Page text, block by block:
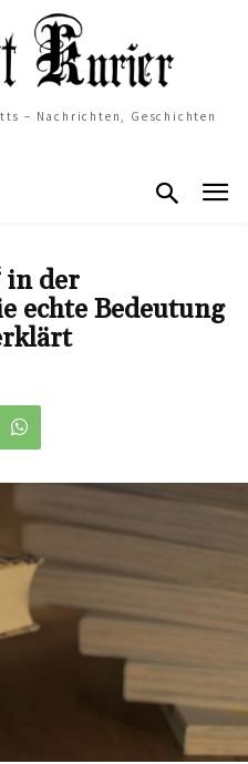
– Nachrichten, Geschichten
in der
echte Bedeutung